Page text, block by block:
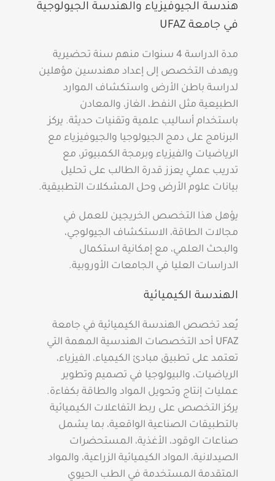
هندسة الجيوفيزياء والهندسة الجيولوجية
في جامعة UFAZ
مدة الدراسة 4 سنوات منهم سنة تحضيرية
ويهدف التخصص إلى إعداد مهندسين مؤهلين
لدراسة باطن الأرض واستكشاف الموارد
الطبيعية مثل النفط، الغاز، والمعادن
باستخدام أساليب علمية وتقنيات حديثة. يركز
البرنامج على دمج الجيولوجيا والجيوفيزياء مع
الرياضيات والفيزياء وبرمجة الكمبيوتر، مع
تدريب عملي يعزز قدرة الطالب على تحليل
بيانات علوم الأرض وحل المشكلات التطبيقية.
يؤهل هذا التخصص الخريجين للعمل في
مجالات الطاقة، الاستكشاف الجيولوجي،
والبحث العلمي، مع إمكانية استكمال
الدراسات العليا في الجامعات الأوروبية.
الهندسة الكيميائية
يُعد تخصص الهندسة الكيميائية في جامعة
UFAZ أحد التخصصات الهندسية المهمة التي
تعتمد على تطبيق مبادئ الكيمياء، الفيزياء،
الرياضيات، والبيولوجيا في تصميم وتطوير
عمليات إنتاج وتحويل المواد والطاقة بكفاءة.
يركز التخصص على ربط التفاعلات الكيميائية
بالتطبيقات الصناعية الواقعية، بما يشمل
صناعات الوقود، الأغذية، المستحضرات
الصيدلانية، المواد الكيميائية الزراعية، والمواد
المتقدمة المستخدمة في الطب الحيوي